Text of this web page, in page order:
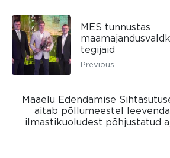
MES tunnustas
tegijaid
Previous
Maaelu Edendamise
aitab põllumeestel
ilmastikuoludest põhjustatud